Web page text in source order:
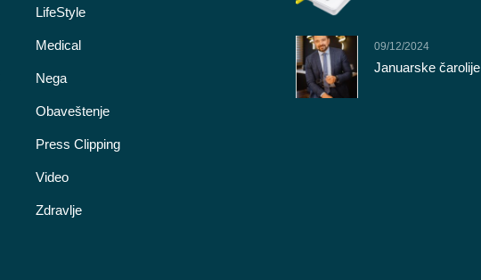
LifeStyle
Medical
Nega
Obaveštenje
Press Clipping
Video
Zdravlje
09/12/2024
Januarske čarolije